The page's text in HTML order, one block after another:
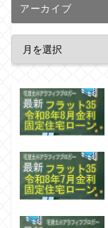
アーカイブ